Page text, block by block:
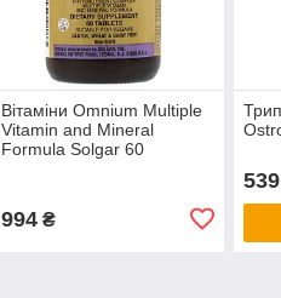
Вітаміни Omnium Multiple
Vitamin and Mineral
Formula Solgar 60
994₴
539